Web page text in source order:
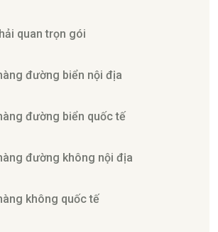
quan trọn gói
đường biển nội địa
đường biển quốc tế
đường không nội địa
không quốc tế